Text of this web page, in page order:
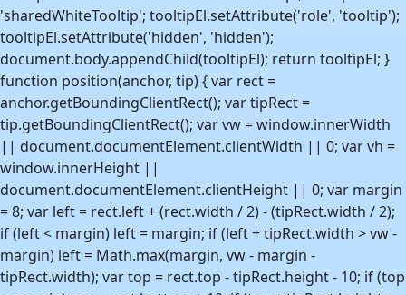
'sharedWhiteTooltip'; tooltipEl.setAttribute('role', 'tooltip');
tooltipEl.setAttribute('hidden', 'hidden');
document.body.appendChild(tooltipEl); return tooltipEl; }
function position(anchor, tip) { var rect =
anchor.getBoundingClientRect(); var tipRect =
tip.getBoundingClientRect(); var vw = window.innerWidth
|| document.documentElement.clientWidth || 0; var vh =
window.innerHeight ||
document.documentElement.clientHeight || 0; var margin
= 8; var left = rect.left + (rect.width / 2) - (tipRect.width / 2);
if (left < margin) left = margin; if (left + tipRect.width > vw -
margin) left = Math.max(margin, vw - margin -
tipRect.width); var top = rect.top - tipRect.height - 10; if (top